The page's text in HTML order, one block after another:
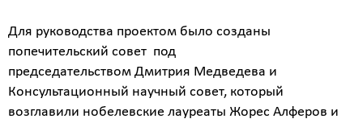
Для руководства проектом было созданы
попечительский совет под
председательством Дмитрия Медведева и
Консультационный научный совет, который
возглавили нобелевские лауреаты Жорес Алферов и